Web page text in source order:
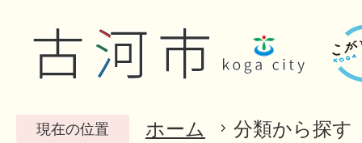
現在の位置 ホーム 分類から探す